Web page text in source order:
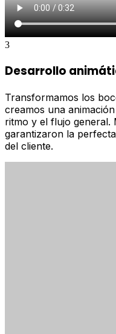
3
Desarrollo
Transformamos los
creamos una
ritmo y el flujo general.
garantizaron la
del cliente.